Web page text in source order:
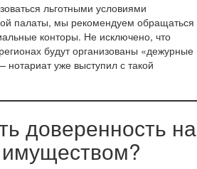
льготными условиями
палаты, мы рекомендуем обращаться
конторы. Не исключено, что
будут организованы «дежурные
уже выступил с такой
доверенность на